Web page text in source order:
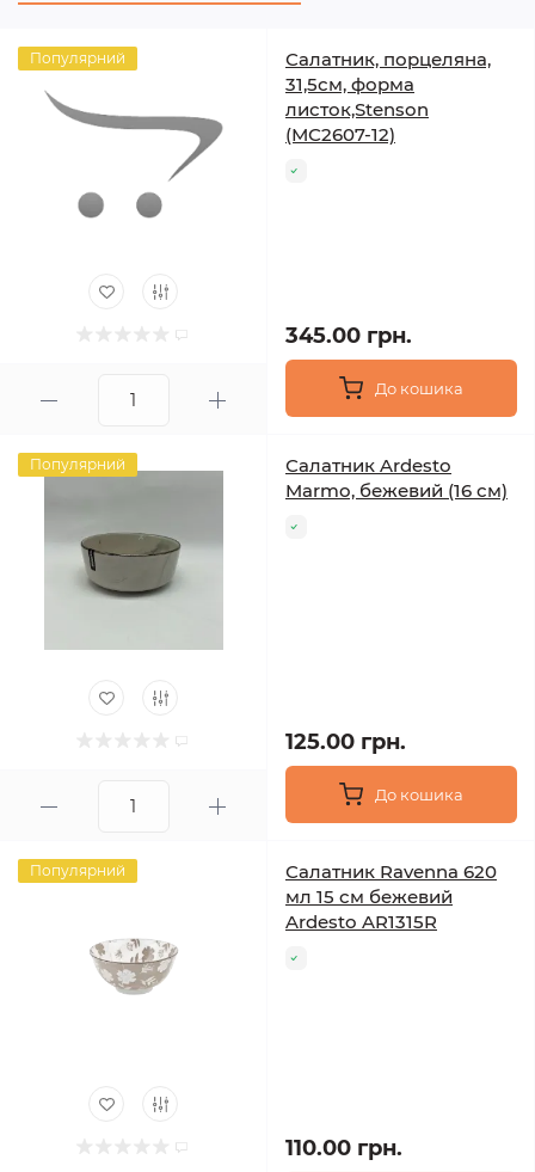
Популярний
Салатник, порцеляна,
31,5см, форма
листок,Stenson
(МС2607-12)
345.00 грн.
До кошика
Популярний
Салатник Ardesto
Marmo, бежевий (16 см)
125.00 грн.
До кошика
Популярний
Салатник Ravenna 620
мл 15 см бежевий
Ardesto AR1315R
110.00 грн.